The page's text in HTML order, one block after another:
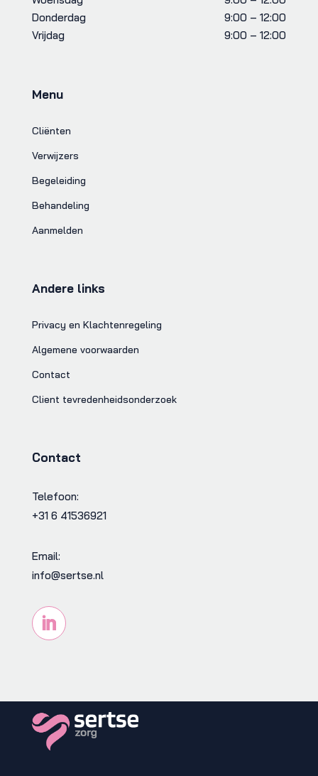
Donderdag
9:00 – 12:00
Vrijdag
9:00 – 12:00
Menu
Cliënten
Verwijzers
Begeleiding
Behandeling
Aanmelden
Andere links
Privacy en Klachtenregeling
Algemene voorwaarden
Contact
Client tevredenheidsonderzoek
Contact
Telefoon:
+31 6 41536921
Email:
info@sertse.nl